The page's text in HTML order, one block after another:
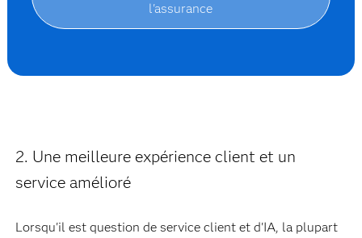
l'assurance
2. Une meilleure expérience client et un
service amélioré
Lorsqu'il est question de service client et d'IA, la plupart